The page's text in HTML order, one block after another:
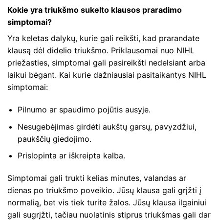
Kokie yra triukšmo sukelto klausos praradimo
simptomai?
Yra keletas dalykų, kurie gali reikšti, kad prarandate
klausą dėl didelio triukšmo. Priklausomai nuo NIHL
priežasties, simptomai gali pasireikšti nedelsiant arba
laikui bėgant. Kai kurie dažniausiai pasitaikantys NIHL
simptomai:
Pilnumo ar spaudimo pojūtis ausyje.
Nesugebėjimas girdėti aukštų garsų, pavyzdžiui,
paukščių giedojimo.
Prislopinta ar iškreipta kalba.
Simptomai gali trukti kelias minutes, valandas ar
dienas po triukšmo poveikio. Jūsų klausa gali grįžti į
normalią, bet vis tiek turite žalos. Jūsų klausa ilgainiui
gali sugrįžti, tačiau nuolatinis stiprus triukšmas gali dar